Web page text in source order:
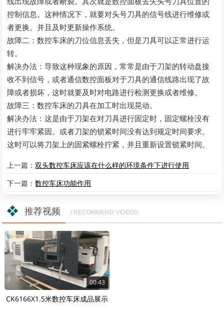
控制信息。这种情况下，就要对头号刀具的信号线进行维修或
者更换。并且及时更新操作系统。
故障二：数控车床的刀位信息丢失，但是刀具可以正常进行运
转。
解决办法：导致这种现象的原因，常常是由于刀架的转动盘接
收不到信号，或者通信数控面板对于刀具的通信线路出现了故
障或者损坏，这时就要及时对电路进行检测更换或者维修。
故障三：数控车床的刀具在加工时出现晃动。
解决办法：这是由于刀架在对刀具进行固定时，固定螺栓没有
进行牢牢紧固。或者刀架的锁紧时间没有达到规定时间要求。
这时可以将刀架上的固紧螺栓拧紧，并且重新设置锁紧时间。
上一篇：双头数控车床应该在什么样的环境条件下进行使用
下一篇：数控车床功能作用
推荐视频 / RECOMMEND VIDEOS
00:43
CK6166X1.5米数控车床成品展示